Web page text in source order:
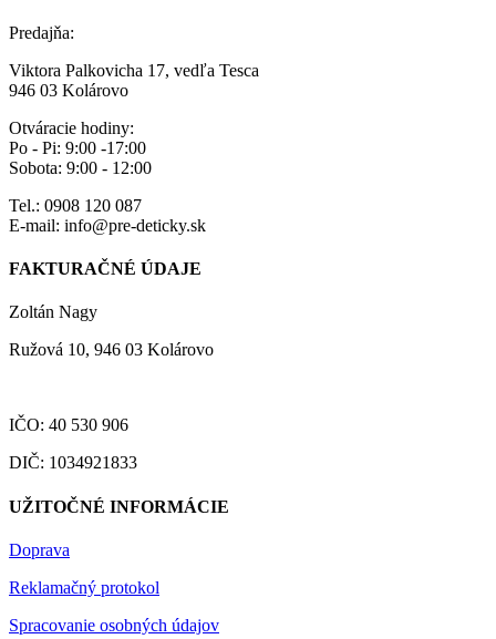
Predajňa:
Viktora Palkovicha 17, vedľa Tesca
946 03 Kolárovo
Otváracie hodiny:
Po - Pi: 9:00 -17:00
Sobota: 9:00 - 12:00
Tel.: 0908 120 087
E-mail: info@pre-deticky.sk
FAKTURAČNÉ ÚDAJE
Zoltán Nagy
Ružová 10, 946 03 Kolárovo
IČO: 40 530 906
DIČ: 1034921833
UŽITOČNÉ INFORMÁCIE
Doprava
Reklamačný protokol
Spracovanie osobných údajov